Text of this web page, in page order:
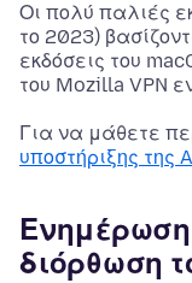
Οι πολύ παλιές
το 2023)
εκδόσεις του
του Mozilla VPN
Για να μάθετε
υποστήριξης της
Ενημέρωση
διόρθωση